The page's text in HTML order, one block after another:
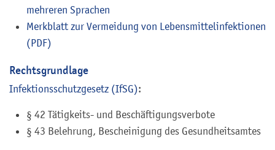
mehreren Sprachen
Merkblatt zur Vermeidung von Lebensmittelinfektionen
(PDF)
Rechtsgrundlage
Infektionsschutzgesetz (IfSG):
§ 42 Tätigkeits- und Beschäftigungsverbote
§ 43 Belehrung, Bescheinigung des Gesundheitsamtes